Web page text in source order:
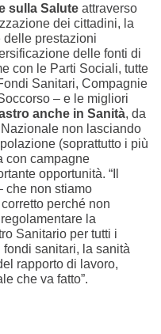
sulla Saluteattraverso
dei cittadini, la
delle prestazioni
delle fonti di
con le Parti Sociali, tutte
Sanitari, Compagnie
– e le migliori
anche in Sanità, da
non lasciando
(soprattutto i più
con campagne
opportunità. “Il
che non stiamo
perché non
la
Sanitario per tutti i
sanitari, la sanità
rapporto di lavoro,
che va fatto”.